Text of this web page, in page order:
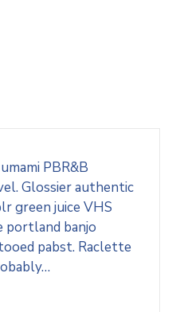
PBR&B
Glossier authentic
green juice VHS
portland banjo
pabst. Raclette